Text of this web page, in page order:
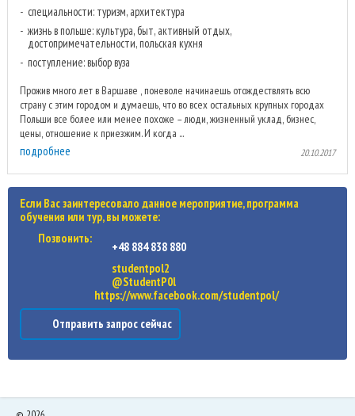
специальности: туризм, архитектура
жизнь в польше: культура, быт, активный отдых,
достопримечательности, польская кухня
поступление: выбор вуза
Прожив много лет в Варшаве , поневоле начинаешь отождествлять всю
страну с этим городом и думаешь, что во всех остальных крупных городах
Польши все более или менее похоже – люди, жизненный уклад, бизнес,
цены, отношение к приезжим. И когда ...
подробнее 20.10.2017
Если Вас заинтересовало данное мероприятие, программа
обучения или тур, вы можете:
Позвонить:
+48 884 838 880
studentpol2
@StudentP0l
https://www.facebook.com/studentpol/
Отправить запрос сейчас